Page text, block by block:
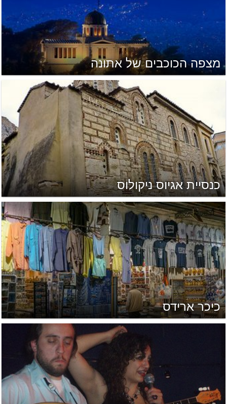
מצפה הכוכבים של אתונה
כנסיית אגיוס ניקולוס
כיכר ארידס